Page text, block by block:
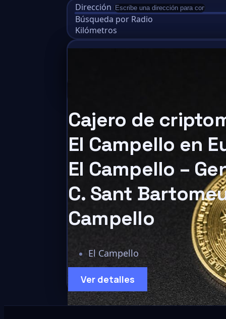
Dirección
Búsqueda por Radio
Kilómetros
Cajero de
El Campello en
El Campello –
C. Sant
Campello
El Campello
Ver detalles